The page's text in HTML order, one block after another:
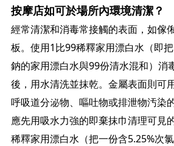
按摩店如可於場所內環境清潔？
經常清潔和消毒常接觸的表面，如傢
板。使用1比99稀釋家用漂白水（即
鈉的家用漂白水與99份清水混和）消
後，用水清洗並抹乾。金屬表面則可
呼吸道分泌物、嘔吐物或排泄物汚染
應先用吸水力強的即棄抹巾清理可見
稀釋家用漂白水（把一份含5.25%次